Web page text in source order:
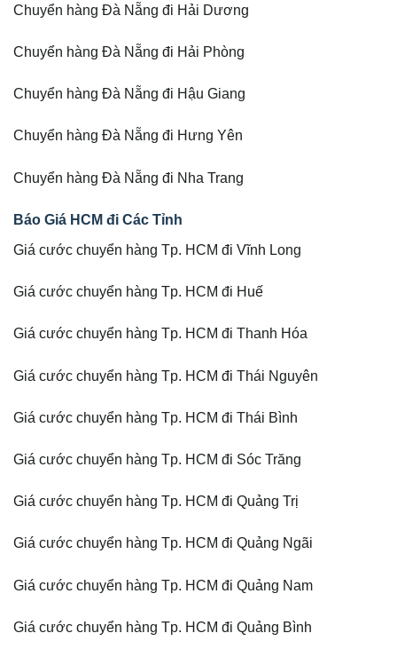
Chuyển hàng Đà Nẵng đi Hải Dương
Chuyển hàng Đà Nẵng đi Hải Phòng
Chuyển hàng Đà Nẵng đi Hậu Giang
Chuyển hàng Đà Nẵng đi Hưng Yên
Chuyển hàng Đà Nẵng đi Nha Trang
Báo Giá HCM đi Các Tỉnh
Giá cước chuyển hàng Tp. HCM đi Vĩnh Long
Giá cước chuyển hàng Tp. HCM đi Huế
Giá cước chuyển hàng Tp. HCM đi Thanh Hóa
Giá cước chuyển hàng Tp. HCM đi Thái Nguyên
Giá cước chuyển hàng Tp. HCM đi Thái Bình
Giá cước chuyển hàng Tp. HCM đi Sóc Trăng
Giá cước chuyển hàng Tp. HCM đi Quảng Trị
Giá cước chuyển hàng Tp. HCM đi Quảng Ngãi
Giá cước chuyển hàng Tp. HCM đi Quảng Nam
Giá cước chuyển hàng Tp. HCM đi Quảng Bình